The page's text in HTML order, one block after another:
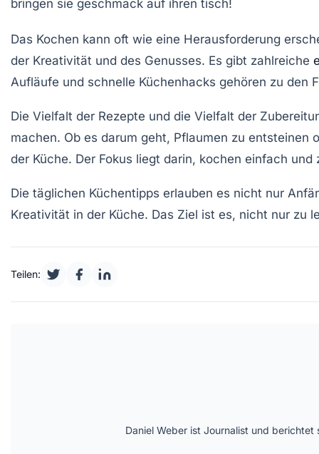
Das Kochen kann oft wie eine Herausforderung
der Kreativität und des Genusses. Es gibt zahlreiche
Aufläufe und schnelle Küchenhacks gehören zu den
Die Vielfalt der Rezepte und die Vielfalt der
machen. Ob es darum geht, Pflaumen zu entsteinen
der Küche. Der Fokus liegt darin, kochen einfach und
Die täglichen Küchentipps erlauben es nicht nur
Kreativität in der Küche. Das Ziel ist es, nicht nur zu
Teilen:
Daniel Weber ist Journalist und